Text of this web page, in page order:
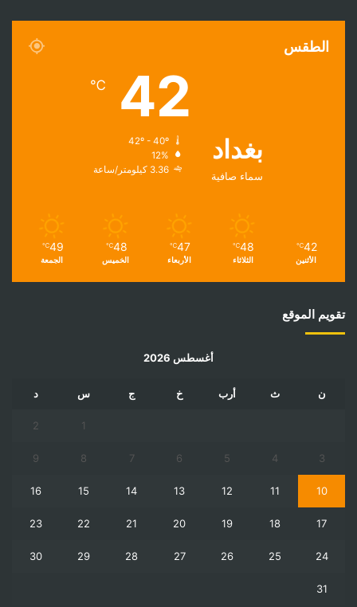
الطقس
بغداد
سماء صافية
42
℃
12%
3.36 كيلومتر/ساعة
42
℃
الأثنين
48
℃
الثلاثاء
47
℃
الأربعاء
48
℃
الخميس
49
℃
الجمعة
تقويم الموقع
أغسطس 2026
ن ث أرب خ ج س د
1
2
3
4
5
6
7
8
9
10
11
12
13
14
15
16
17
18
19
20
21
22
23
24
25
26
27
28
29
30
31